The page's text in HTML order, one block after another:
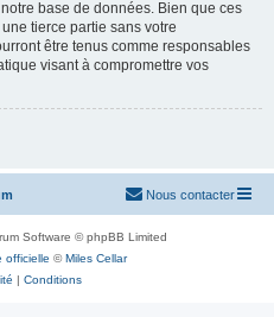
base de données. Bien que ces
tierce partie sans votre
être tenus comme responsables
visant à compromettre vos
Nous contacter
Software © phpBB Limited
officielle ©Miles Cellar
| Conditions